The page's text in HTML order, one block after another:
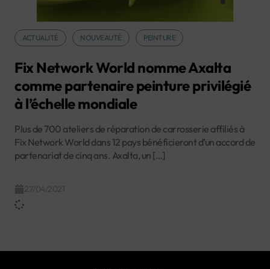
ACTUALITÉ NOUVEAUTÉ PEINTURE
Fix Network World nomme Axalta
comme partenaire peinture privilégié
à l’échelle mondiale
Plus de 700 ateliers de réparation de carrosserie affiliés à
Fix Network World dans 12 pays bénéficieront d’un accord de
partenariat de cinq ans. Axalta, un […]